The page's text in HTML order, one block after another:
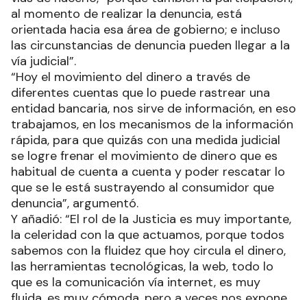
al momento de realizar la denuncia, está
orientada hacia esa área de gobierno; e incluso
las circunstancias de denuncia pueden llegar a la
vía judicial”.
“Hoy el movimiento del dinero a través de
diferentes cuentas que lo puede rastrear una
entidad bancaria, nos sirve de información, en eso
trabajamos, en los mecanismos de la información
rápida, para que quizás con una medida judicial
se logre frenar el movimiento de dinero que es
habitual de cuenta a cuenta y poder rescatar lo
que se le está sustrayendo al consumidor que
denuncia”, argumentó.
Y añadió: “El rol de la Justicia es muy importante,
la celeridad con la que actuamos, porque todos
sabemos con la fluidez que hoy circula el dinero,
las herramientas tecnológicas, la web, todo lo
que es la comunicación vía internet, es muy